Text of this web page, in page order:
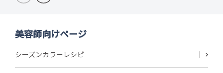
美容師向けページ
シーズンカラーレシピ